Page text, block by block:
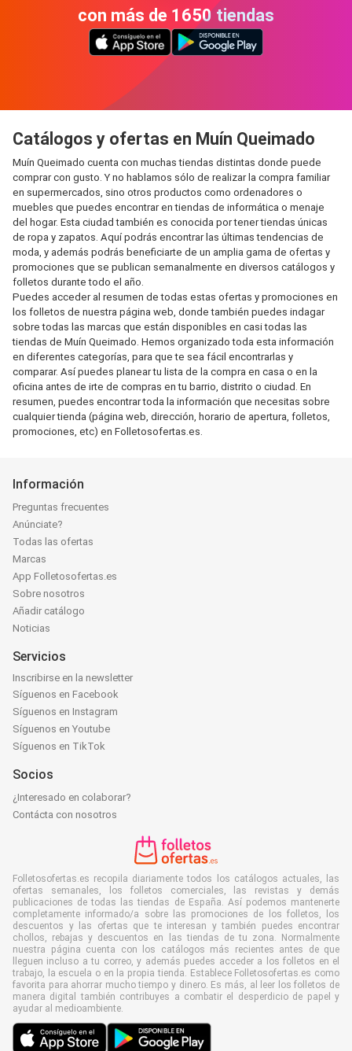
con más de 1650 tiendas
Catálogos y ofertas en Muín Queimado
Muín Queimado cuenta con muchas tiendas distintas donde puede
comprar con gusto. Y no hablamos sólo de realizar la compra familiar
en supermercados, sino otros productos como ordenadores o
muebles que puedes encontrar en tiendas de informática o menaje
del hogar. Esta ciudad también es conocida por tener tiendas únicas
de ropa y zapatos. Aquí podrás encontrar las últimas tendencias de
moda, y además podrás beneficiarte de un amplia gama de ofertas y
promociones que se publican semanalmente en diversos catálogos y
folletos durante todo el año.
Puedes acceder al resumen de todas estas ofertas y promociones en
los folletos de nuestra página web, donde también puedes indagar
sobre todas las marcas que están disponibles en casi todas las
tiendas de Muín Queimado. Hemos organizado toda esta información
en diferentes categorías, para que te sea fácil encontrarlas y
comparar. Así puedes planear tu lista de la compra en casa o en la
oficina antes de irte de compras en tu barrio, distrito o ciudad. En
resumen, puedes encontrar toda la información que necesitas sobre
cualquier tienda (página web, dirección, horario de apertura, folletos,
promociones, etc) en Folletosofertas.es.
Información
Preguntas frecuentes
Anúnciate?
Todas las ofertas
Marcas
App Folletosofertas.es
Sobre nosotros
Añadir catálogo
Noticias
Servicios
Inscribirse en la newsletter
Síguenos en Facebook
Síguenos en Instagram
Síguenos en Youtube
Síguenos en TikTok
Socios
¿Interesado en colaborar?
Contácta con nosotros
Folletosofertas.es recopila diariamente todos los catálogos actuales, las
ofertas semanales, los folletos comerciales, las revistas y demás
publicaciones de todas las tiendas de España. Así podemos mantenerte
completamente informado/a sobre las promociones de los folletos, los
descuentos y las ofertas que te interesan y también puedes encontrar
chollos, rebajas y descuentos en las tiendas de tu zona. Normalmente
nuestra página cuenta con los catálogos más recientes antes de que
lleguen incluso a tu correo, y además puedes acceder a los folletos en el
trabajo, la escuela o en la propia tienda. Establece Folletosofertas.es como
favorita para ahorrar mucho tiempo y dinero. Es más, al leer los folletos de
manera digital también contribuyes a combatir el desperdicio de papel y
ayudar al medioambiente.